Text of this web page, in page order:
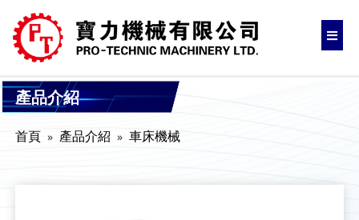
產品介紹
首頁 產品介紹 車床機械